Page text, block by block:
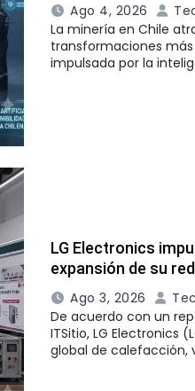
Ago 4, 2026
La minería en Chile
transformaciones
impulsada por la
LG Electronics
expansión de su
Ago 3, 2026
De acuerdo con un
ITSitio, LG Electronics
global de calefacción,